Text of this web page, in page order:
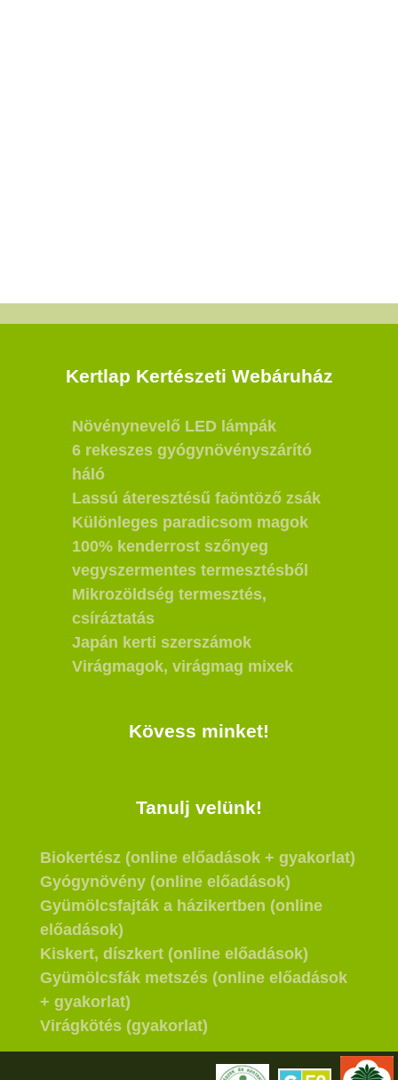
Kertlap Kertészeti Webáruház
Növénynevelő LED lámpák
6 rekeszes gyógynövényszárító
háló
Lassú áteresztésű faöntöző zsák
Különleges paradicsom magok
100% kenderrost szőnyeg
vegyszermentes termesztésből
Mikrozöldség termesztés,
csíráztatás
Japán kerti szerszámok
Virágmagok, virágmag mixek
Kövess minket!
Tanulj velünk!
Biokertész (online előadások + gyakorlat)
Gyógynövény (online előadások)
Gyümölcsfajták a házikertben (online
előadások)
Kiskert, díszkert (online előadások)
Gyümölcsfák metszés (online előadások
+ gyakorlat)
Virágkötés (gyakorlat)